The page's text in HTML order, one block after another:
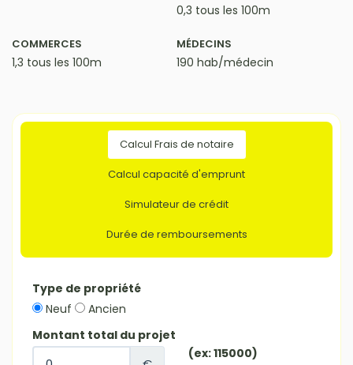
0,3 tous les 100m
COMMERCES
1,3 tous les 100m
MÉDECINS
190 hab/médecin
Calcul Frais de notaire
Calcul capacité d'emprunt
Simulateur de crédit
Durée de remboursements